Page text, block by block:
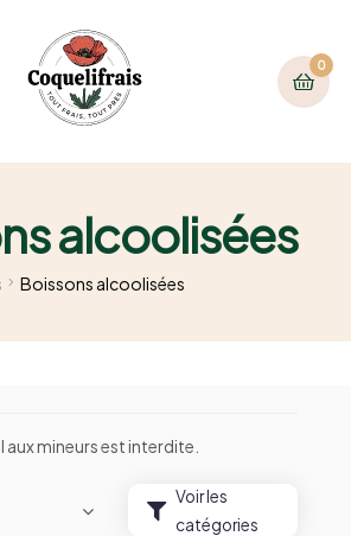
0
alcoolisées
Boissons alcoolisées
aux mineurs est interdite.
Voir les
catégories